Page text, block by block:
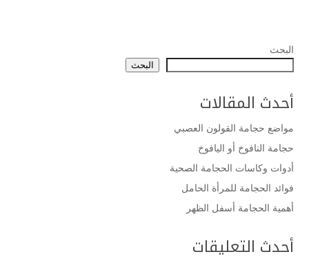
البحث
البحث
أحدث المقالات
مواضع حجامة القولون العصبي
حجامة النافوخ أو اليافوخ
أدوات وكاسات الحجامة الصحية
فوائد الحجامة للمرأة الحامل
أهمية الحجامة أسفل الظهر
أحدث التعليقات